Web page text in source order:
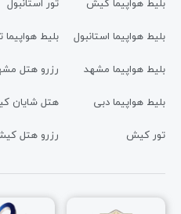
بلیط هواپیما کیش
بلیط هواپیما استانبول
بلیط هواپیما مشهد
بلیط هواپیما دبی
تور کیش
تور استانبول
بلیط هواپیما
رزرو هتل
هتل شایان
رزرو هتل